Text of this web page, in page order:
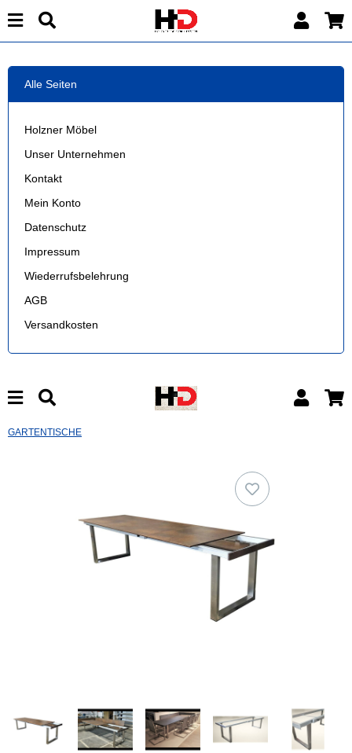
Alle Seiten
Holzner Möbel
Unser Unternehmen
Kontakt
Mein Konto
Datenschutz
Impressum
Wiederrufsbelehrung
AGB
Versandkosten
GARTENTISCHE